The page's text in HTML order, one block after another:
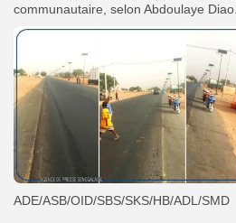
communautaire, selon Abdoulaye Diao.
ADE/ASB/OID/SBS/SKS/HB/ADL/SMD